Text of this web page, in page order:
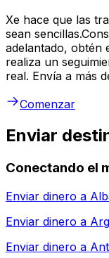
Xe hace que las
sean
adelantado, obtén
realiza un
real. Envía a más
Comenzar
Enviar
Conectando el
Enviar dinero a
Enviar dinero a
Enviar dinero a